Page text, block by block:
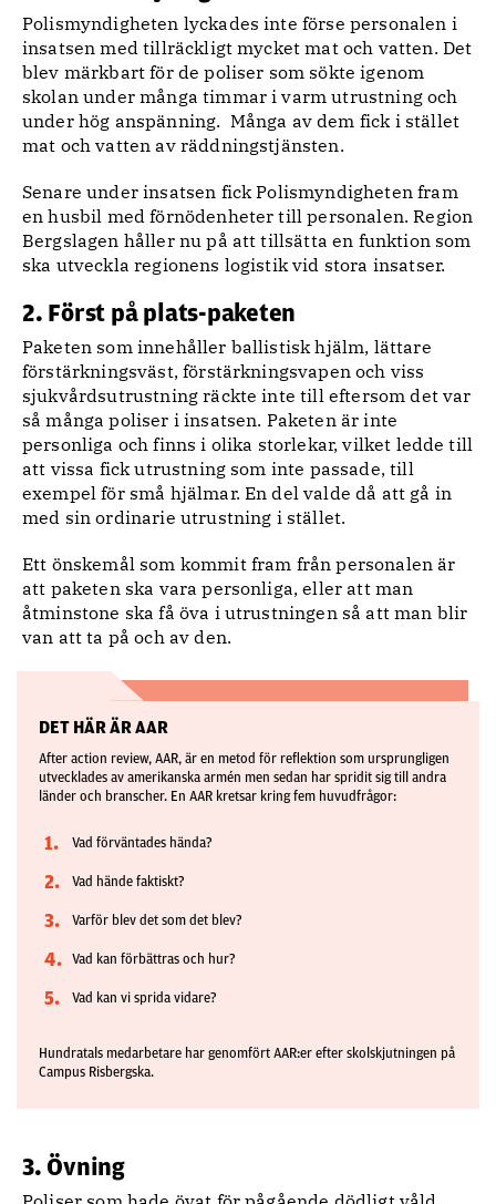
Polismyndigheten lyckades inte förse personalen i
insatsen med tillräckligt mycket mat och vatten. Det
blev märkbart för de poliser som sökte igenom
skolan under många timmar i varm utrustning och
under hög anspänning. Många av dem fick i stället
mat och vatten av räddningstjänsten.
Senare under insatsen fick Polismyndigheten fram
en husbil med förnödenheter till personalen. Region
Bergslagen håller nu på att tillsätta en funktion som
ska utveckla regionens logistik vid stora insatser.
2. Först på plats-paketen
Paketen som innehåller ballistisk hjälm, lättare
förstärkningsväst, förstärkningsvapen och viss
sjukvårdsutrustning räckte inte till eftersom det var
så många poliser i insatsen. Paketen är inte
personliga och finns i olika storlekar, vilket ledde till
att vissa fick utrustning som inte passade, till
exempel för små hjälmar. En del valde då att gå in
med sin ordinarie utrustning i stället.
Ett önskemål som kommit fram från personalen är
att paketen ska vara personliga, eller att man
åtminstone ska få öva i utrustningen så att man blir
van att ta på och av den.
DET HÄR ÄR AAR
After action review, AAR, är en metod för reflektion som ursprungligen
utvecklades av amerikanska armén men sedan har spridit sig till andra
länder och branscher. En AAR kretsar kring fem huvudfrågor:
Vad förväntades hända?
Vad hände faktiskt?
Varför blev det som det blev?
Vad kan förbättras och hur?
Vad kan vi sprida vidare?
Hundratals medarbetare har genomfört AAR:er efter skolskjutningen på
Campus Risbergska.
3. Övning